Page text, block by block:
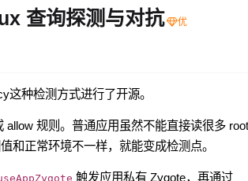
查询探测与对抗
这种检测方式进行了开源。
规则。普通应用虽然不能直接读很多
和正常环境不一样，就能变成检测点。
触发应用私有 Zygote，再通过